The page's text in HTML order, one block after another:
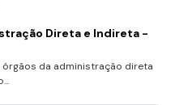
Direta e Indireta -
da administração direta